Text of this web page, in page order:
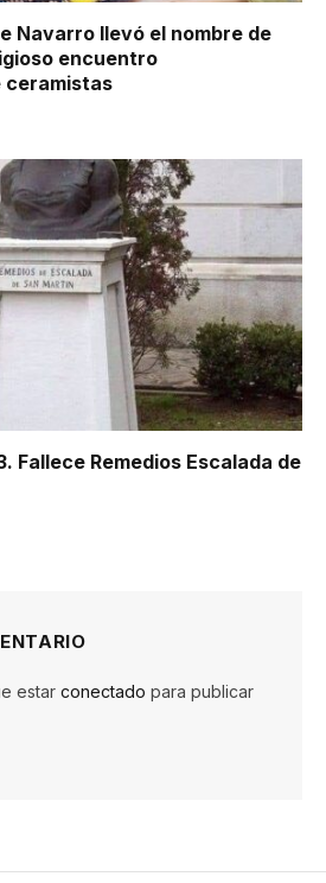
Navarro llevó el nombre de
encuentro
ceramistas
Fallece Remedios Escalada de
estar conectado para publicar